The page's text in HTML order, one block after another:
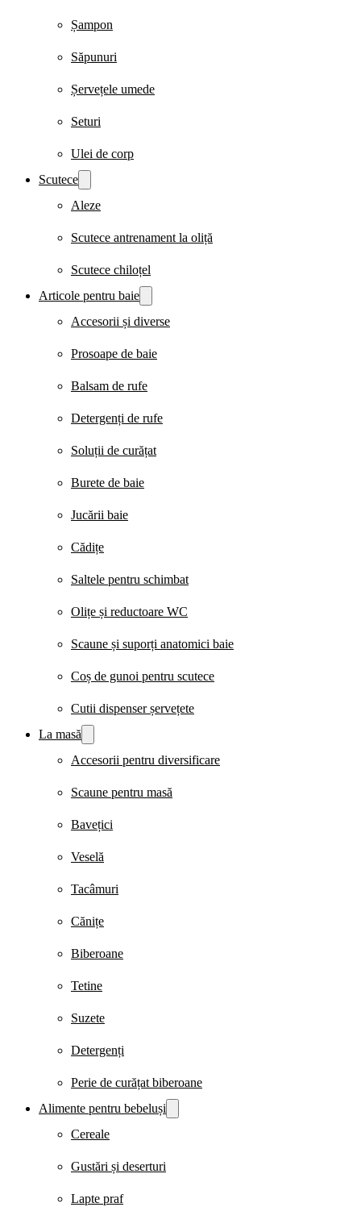
Șampon
Săpunuri
Șervețele umede
Seturi
Ulei de corp
Scutece
Aleze
Scutece antrenament la oliță
Scutece chiloțel
Articole pentru baie
Accesorii și diverse
Prosoape de baie
Balsam de rufe
Detergenți de rufe
Soluții de curățat
Burete de baie
Jucării baie
Cădițe
Saltele pentru schimbat
Olițe și reductoare WC
Scaune și suporți anatomici baie
Coș de gunoi pentru scutece
Cutii dispenser șervețete
La masă
Accesorii pentru diversificare
Scaune pentru masă
Bavețici
Veselă
Tacâmuri
Cănițe
Biberoane
Tetine
Suzete
Detergenți
Perie de curățat biberoane
Alimente pentru bebeluși
Cereale
Gustări și deserturi
Lapte praf